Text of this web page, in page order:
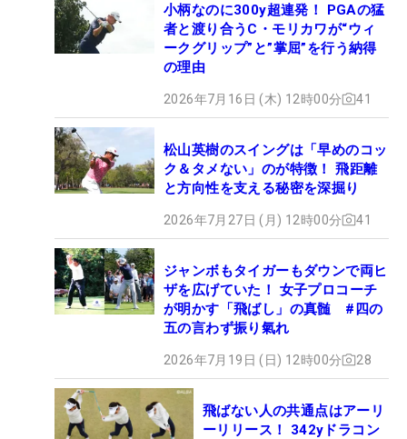
小柄なのに300y超連発！ PGAの猛
者と渡り合うC・モリカワが“ウィ
ークグリップ”と”掌屈”を行う納得
の理由
2026年7月16日 (木) 12時00分 41
松山英樹のスイングは「早めのコッ
ク＆タメない」のが特徴！ 飛距離
と方向性を支える秘密を深掘り
2026年7月27日 (月) 12時00分 41
ジャンボもタイガーもダウンで両ヒ
ザを広げていた！ 女子プロコーチ
が明かす「飛ばし」の真髄 #四の
五の言わず振り氣れ
2026年7月19日 (日) 12時00分 28
飛ばない人の共通点はアーリ
ーリリース！ 342yドラコン